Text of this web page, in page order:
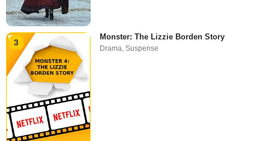
3
Monster: The Lizzie Borden Story
Drama,Suspense